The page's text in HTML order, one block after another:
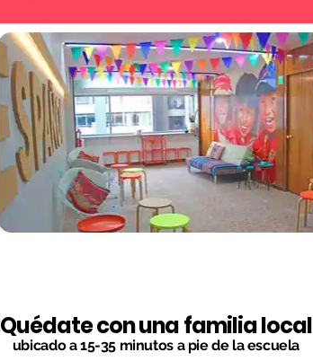
Quédate con una familia local
ubicado a 15-35 minutos a pie de la escuela